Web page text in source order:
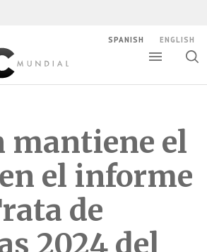
SPANISH ENGLISH
mantiene el
el informe
de
2024 del